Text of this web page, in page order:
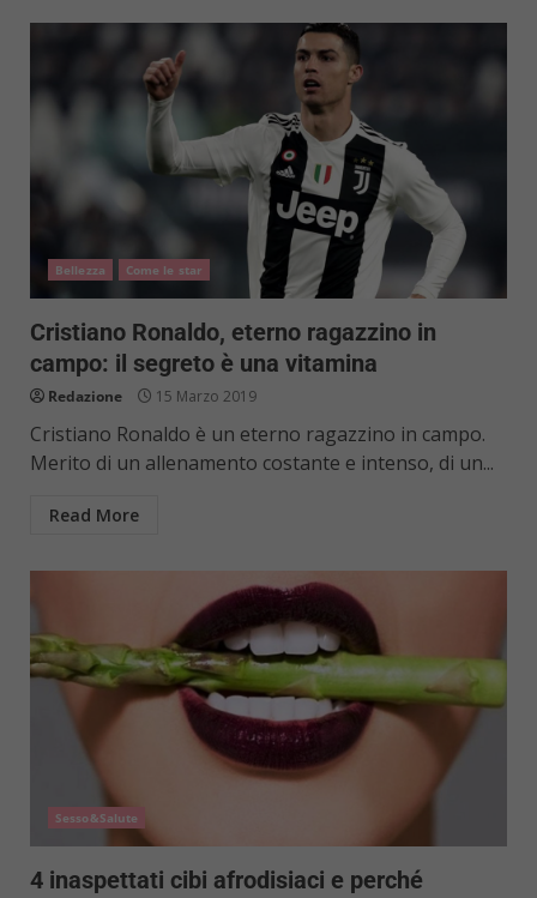
Bellezza Come le star
Cristiano Ronaldo, eterno ragazzino in
campo: il segreto è una vitamina
Redazione 15 Marzo 2019
Cristiano Ronaldo è un eterno ragazzino in campo.
Merito di un allenamento costante e intenso, di un...
Read More
Sesso&Salute
4 inaspettati cibi afrodisiaci e perché